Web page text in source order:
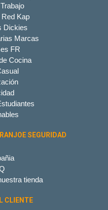
Kap
Dickies
Marcas
FR
Cocina
SEGURIDAD
tienda
CLIENTE